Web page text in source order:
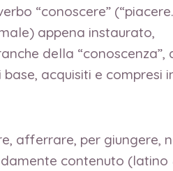
“conoscere”
appena instaurato,
della “conoscenza”,
acquisiti e compresi
afferrare, per giungere,
contenuto (latino